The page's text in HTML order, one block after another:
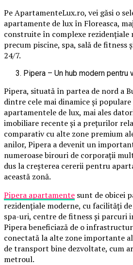
Pe ApartamenteLux.ro, vei găsi o
apartamente de lux în Floreasca,
construite în complexe rezidențiale
precum piscine, spa, sală de fitness
24/7.
Pipera – Un hub modern pentru
Pipera, situată în partea de nord a
dintre cele mai dinamice și
apartamentele de lux, mai ales
imobiliare recente și a prețurilor
comparativ cu alte zone premium
anilor, Pipera a devenit un
numeroase birouri de corporații
dus la creșterea cererii pentru
această zonă.
Pipera apartamente sunt de obicei
rezidențiale moderne, cu facilități
spa-uri, centre de fitness și parcuri
Pipera beneficiază de o
conectată la alte zone importante
de transport bine dezvoltate, cum
metroul.